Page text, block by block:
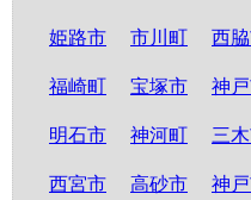
姫路市 市川町 西
福崎町 宝塚市 神
明石市 神河町 三
西宮市 高砂市 神